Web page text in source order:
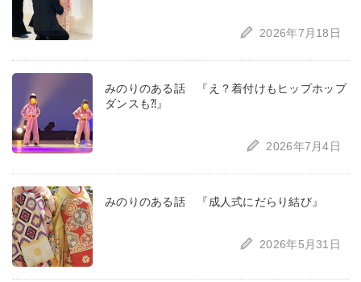
2026年7月18日
みのりのある話 『え？着付けもヒップホップ
ダンスも⁈』
2026年7月4日
みのりのある話 『成人式にだらり結び』
2026年5月31日